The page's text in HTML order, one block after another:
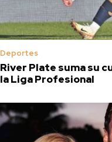
Deportes
River Plate suma su
la Liga Profesional